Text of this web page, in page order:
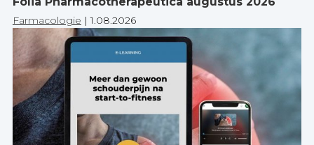
Farmacologie |1.08.2026